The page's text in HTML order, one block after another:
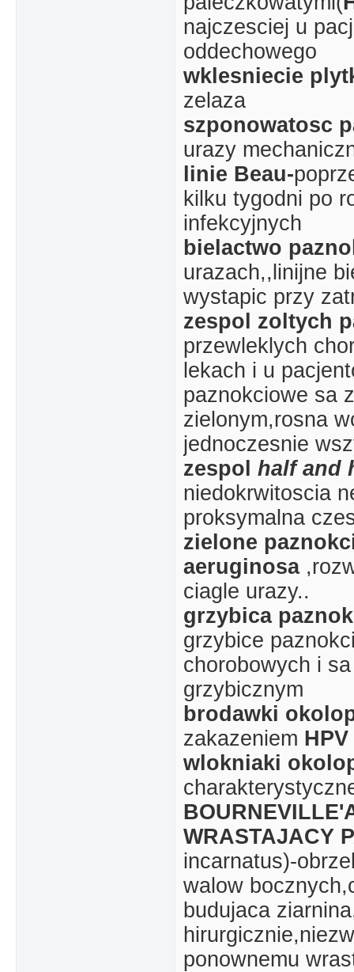
najczesciej u
oddechowego
wklesniecie
zelaza
szponowatosc
urazy
linie Beau-
kilku tygodni po
infekcyjnych
bielactwo
urazach,,linijne
wystapic przy
zespol zoltych
przewleklych
lekach i u
paznokciowe sa
zielonym,rosna
jednoczesnie
zespol half and
niedokrwitoscia
proksymalna
zielone
aeruginosa
ciagle urazy..
grzybica
grzybice
chorobowych i
grzybicznym
brodawki
zakazeniem HPV
wlokniaki
WRASTAJACY
incarnatus)-
walow
budujaca
ponownemu